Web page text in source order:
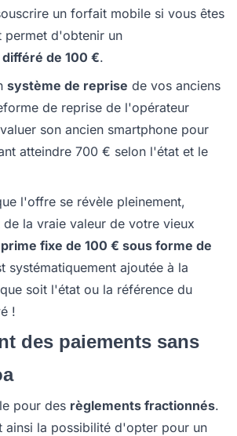
un forfait mobile si vous êtes
permet d'obtenir un
de 100 €.
système de reprise de vos anciens
de reprise de l'opérateur
son ancien smartphone pour
atteindre 700 € selon l'état et le
l'offre se révèle pleinement,
de la vraie valeur de votre vieux
prime fixe de 100 € sous forme de
systématiquement ajoutée à la
soit l'état ou la référence du
!
des paiements sans
pour des règlements fractionnés.
ainsi la possibilité d'opter pour un